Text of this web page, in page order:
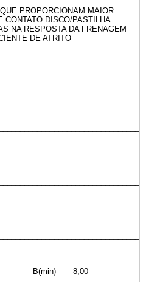
PROPORCIONAM MAIOR
CONTATO DISCO/PASTILHA
NA RESPOSTA DA FRENAGEM
DE ATRITO
B(min)
8,00